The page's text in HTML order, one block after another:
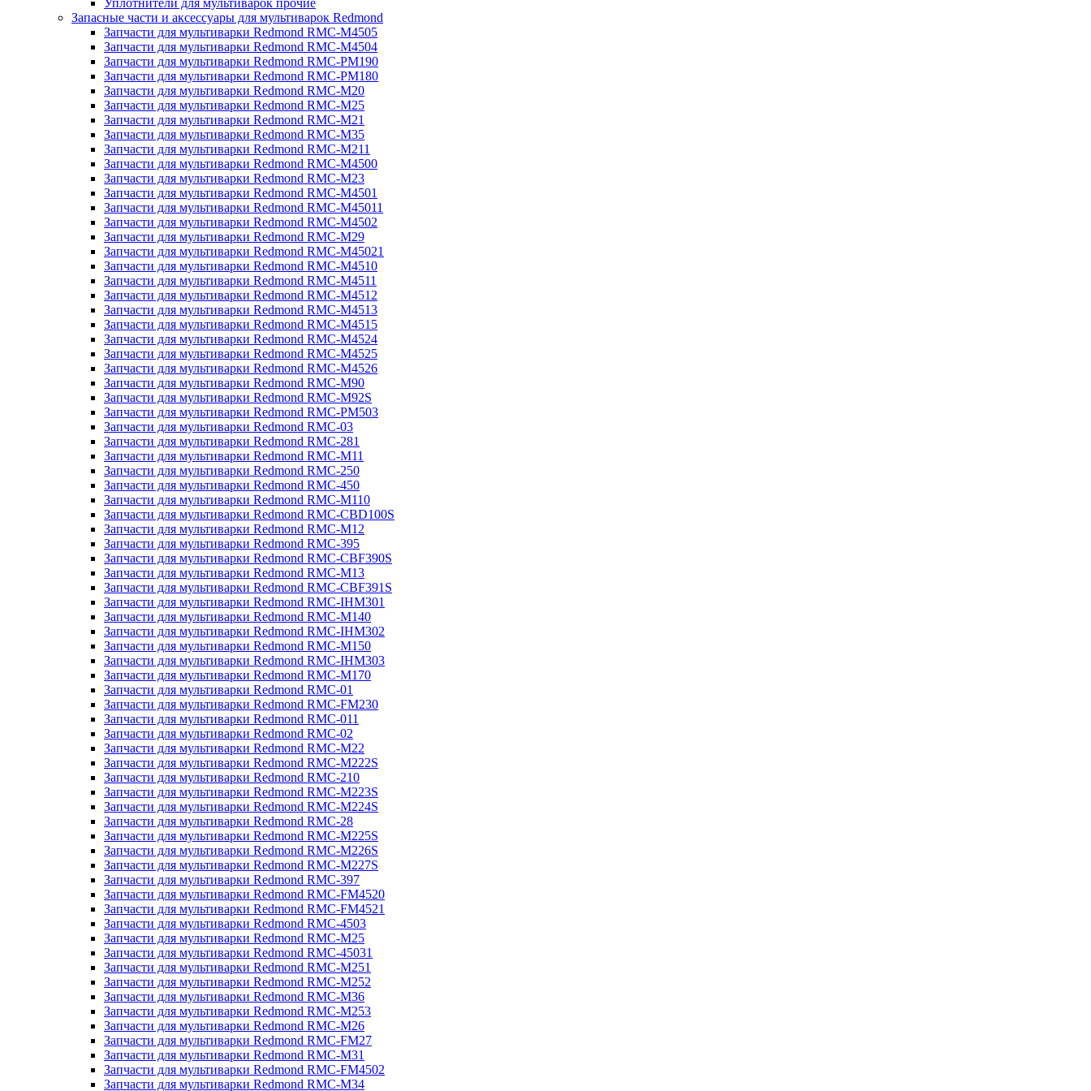
Уплотнители для мультиварок прочие
Запасные части и аксессуары для мультиварок Redmond
Запчасти для мультиварки Redmond RMC-M4505
Запчасти для мультиварки Redmond RMC-M4504
Запчасти для мультиварки Redmond RMC-PM190
Запчасти для мультиварки Redmond RMC-PM180
Запчасти для мультиварки Redmond RMC-M20
Запчасти для мультиварки Redmond RMC-M25
Запчасти для мультиварки Redmond RMC-M21
Запчасти для мультиварки Redmond RMC-M35
Запчасти для мультиварки Redmond RMC-M211
Запчасти для мультиварки Redmond RMC-M4500
Запчасти для мультиварки Redmond RMC-M23
Запчасти для мультиварки Redmond RMC-M4501
Запчасти для мультиварки Redmond RMC-M45011
Запчасти для мультиварки Redmond RMC-M4502
Запчасти для мультиварки Redmond RMC-M29
Запчасти для мультиварки Redmond RMC-M45021
Запчасти для мультиварки Redmond RMC-M4510
Запчасти для мультиварки Redmond RMC-M4511
Запчасти для мультиварки Redmond RMC-M4512
Запчасти для мультиварки Redmond RMC-M4513
Запчасти для мультиварки Redmond RMC-M4515
Запчасти для мультиварки Redmond RMC-M4524
Запчасти для мультиварки Redmond RMC-M4525
Запчасти для мультиварки Redmond RMC-M4526
Запчасти для мультиварки Redmond RMC-M90
Запчасти для мультиварки Redmond RMC-M92S
Запчасти для мультиварки Redmond RMC-PM503
Запчасти для мультиварки Redmond RMC-03
Запчасти для мультиварки Redmond RMC-281
Запчасти для мультиварки Redmond RMC-M11
Запчасти для мультиварки Redmond RMC-250
Запчасти для мультиварки Redmond RMC-450
Запчасти для мультиварки Redmond RMC-M110
Запчасти для мультиварки Redmond RMC-CBD100S
Запчасти для мультиварки Redmond RMC-M12
Запчасти для мультиварки Redmond RMC-395
Запчасти для мультиварки Redmond RMC-CBF390S
Запчасти для мультиварки Redmond RMC-M13
Запчасти для мультиварки Redmond RMC-CBF391S
Запчасти для мультиварки Redmond RMC-IHM301
Запчасти для мультиварки Redmond RMC-M140
Запчасти для мультиварки Redmond RMC-IHM302
Запчасти для мультиварки Redmond RMC-M150
Запчасти для мультиварки Redmond RMC-IHM303
Запчасти для мультиварки Redmond RMC-M170
Запчасти для мультиварки Redmond RMC-01
Запчасти для мультиварки Redmond RMC-FM230
Запчасти для мультиварки Redmond RMC-011
Запчасти для мультиварки Redmond RMC-02
Запчасти для мультиварки Redmond RMC-M22
Запчасти для мультиварки Redmond RMC-M222S
Запчасти для мультиварки Redmond RMC-210
Запчасти для мультиварки Redmond RMC-M223S
Запчасти для мультиварки Redmond RMC-M224S
Запчасти для мультиварки Redmond RMC-28
Запчасти для мультиварки Redmond RMC-M225S
Запчасти для мультиварки Redmond RMC-M226S
Запчасти для мультиварки Redmond RMC-M227S
Запчасти для мультиварки Redmond RMC-397
Запчасти для мультиварки Redmond RMC-FM4520
Запчасти для мультиварки Redmond RMC-FM4521
Запчасти для мультиварки Redmond RMC-4503
Запчасти для мультиварки Redmond RMC-M25
Запчасти для мультиварки Redmond RMC-45031
Запчасти для мультиварки Redmond RMC-M251
Запчасти для мультиварки Redmond RMC-M252
Запчасти для мультиварки Redmond RMC-M36
Запчасти для мультиварки Redmond RMC-M253
Запчасти для мультиварки Redmond RMC-M26
Запчасти для мультиварки Redmond RMC-FM27
Запчасти для мультиварки Redmond RMC-M31
Запчасти для мультиварки Redmond RMC-FM4502
Запчасти для мультиварки Redmond RMC-M34